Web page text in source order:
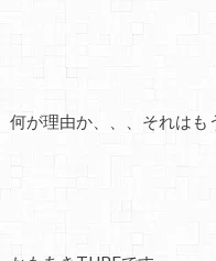
何が理由か、、、それはも